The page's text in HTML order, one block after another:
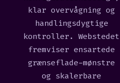
klar overvågning og
handlingsdygtige
kontroller. Webstedet
fremviser ensartede
grænseflade-mønstre
og skalerbare